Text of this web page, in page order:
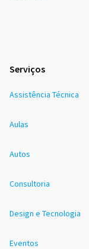
Serviços
Assistência Técnica
Aulas
Autos
Consultoria
Design e Tecnologia
Eventos